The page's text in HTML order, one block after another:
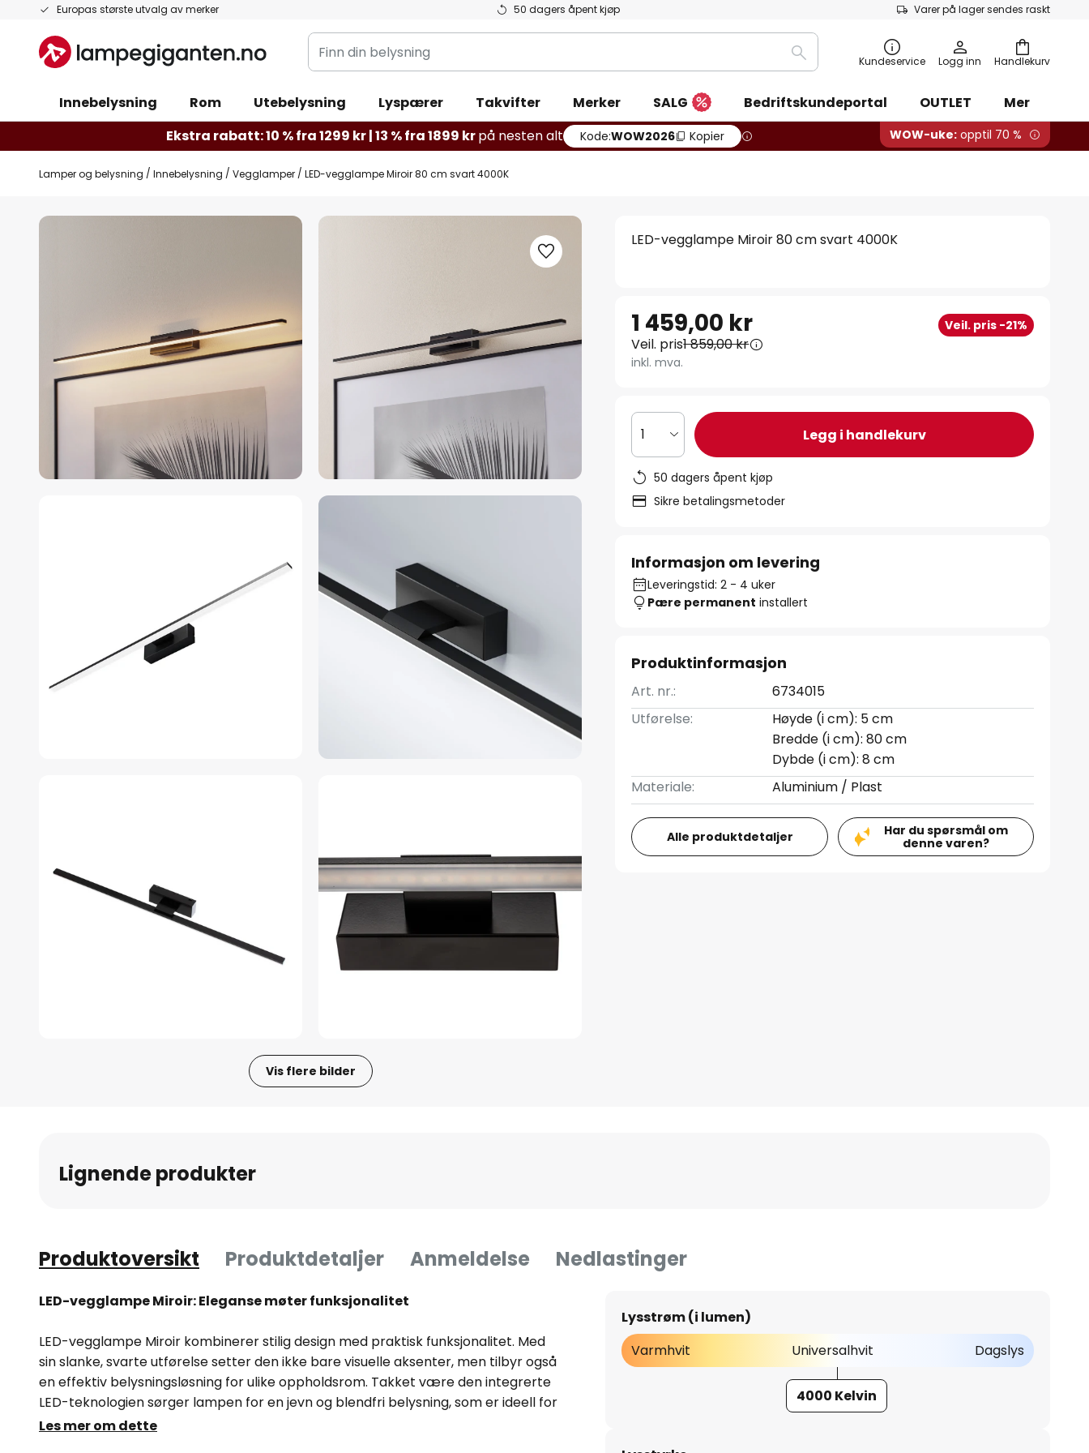
Europas største utvalg av merker 50 dagers åpent kjøp Varer på lager sendes raskt
Hopp
innhold
Handlekurv
Finn
din
Søk Kundeservice Logg inn
Innebelysning Rom Utebelysning Lyspærer Takvifter Merker SALG Bedriftskundeportal OUTLET
Mer
Ekstra rabatt: 10 % fra 1299 kr | 13 % fra 1899 krpå nesten alt Kode:WOW2026 Kopier WOW-uke: opptil 70 %
Lamper og belysning Innebelysning Vegglamper LED-vegglampe Miroir 80 cm svart 4000K
Gå
Vis flere bilder
bildegalleri
LED-vegglampe Miroir 80 cm svart 4000K
1 459,00 kr Veil. pris -21%
Veil. pris1 859,00 kr
inkl. mva.
1 Legg i handlekurv
50 dagers åpent kjøp
Sikre betalingsmetoder
Informasjon om levering
Leveringstid: 2 - 4 uker
Pære permanent installert
Produktinformasjon
Art. nr.:
6734015
Utførelse:
Høyde (i cm): 5 cm
Bredde (i cm): 80 cm
Dybde (i cm): 8 cm
Materiale:
Aluminium / Plast
Alle produktdetaljer
Har du spørsmål om
denne varen?
Lignende produkter
Produktoversikt Produktdetaljer Anmeldelse Nedlastinger
LED-vegglampe Miroir: Eleganse møter funksjonalitet
LED-vegglampe Miroir kombinerer stilig design med praktisk funksjonalitet. Med
sin slanke, svarte utførelse setter den ikke bare visuelle aksenter, men tilbyr også
en effektiv belysningsløsning for ulike oppholdsrom. Takket være den integrerte
LED-teknologien sørger lampen for en jevn og blendfri belysning, som er ideell for
å fremheve speil eller bilder.
Les mer om dette
Lysstrøm (i lumen)
Varmhvit
Universalhvit Dagslys
4000 Kelvin